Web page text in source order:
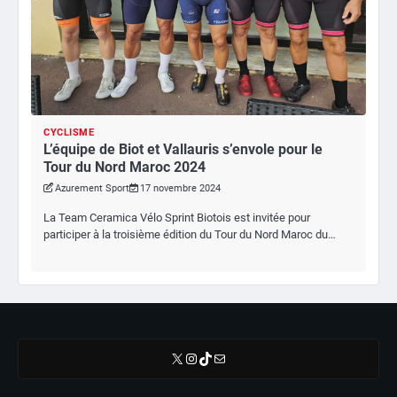
CYCLISME
L’équipe de Biot et Vallauris s’envole pour le
Tour du Nord Maroc 2024
Azurement Sport 17 novembre 2024
La Team Ceramica Vélo Sprint Biotois est invitée pour
participer à la troisième édition du Tour du Nord Maroc du…
X Instagram
TikTok
E-mail